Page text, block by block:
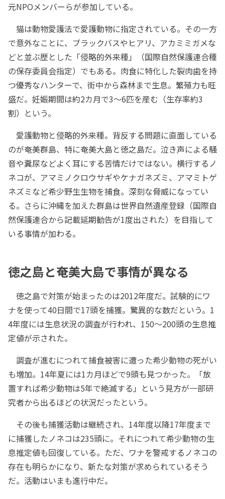
元NPOメンバーらが参加している。
猫は動物愛護法で愛護動物に指定されている。その一方
で意外なことに、ブラックバスやヒアリ、アカミミガメな
どと並ぶ歴とした「侵略的外来種」（国際自然保護連合種
の保存委員会指定）でもある。肉食に特化した裂肉歯を持
つ優秀なハンターで、街中から森林まで生息。繁殖力も旺
盛だ。妊娠期間は約2カ月で3～6匹を産む（生存率約3
割）という。
愛護動物と侵略的外来種。背反する問題に直面している
のが奄美群島、特に奄美大島と徳之島だ。泣き声による騒
音や糞尿などよく耳にする苦情だけではない。横行するノ
ネコが、アマミノクロウサギやケナガネズミ、アマミトゲ
ネズミなど希少野生生物を捕食。深刻な脅威になってい
る。さらに沖縄を加えた群島は世界自然遺産登録（国際自
然保護連合から記載延期勧告が1度出された）を目指して
いる事情が加わる。
徳之島と奄美大島で事情が異なる
徳之島で対策が始まったのは2012年度だ。試験的にワ
ナを使って40日間で17頭を捕獲。驚異的な数だという。1
4年度には生息状況の調査が行われ、150～200頭の生息推
定値が示された。
調査が進むにつれて捕食被害に遭った希少動物の死がい
も増加。14年夏には1カ月ほどで9頭も見つかった。「放
置すれば希少動物は5年で絶滅する」という見方が一部研
究者から出るほどの状況だったという。
その後も捕獲活動は継続され、14年度以降17年度まで
に捕獲したノネコは235頭に。それにつれて希少動物の生
息推定値も回復している。ただ、ワナを警戒するノネコの
存在も明らかになり、新たな対策が求められているそう
だ。活動はいまも進行中だ。